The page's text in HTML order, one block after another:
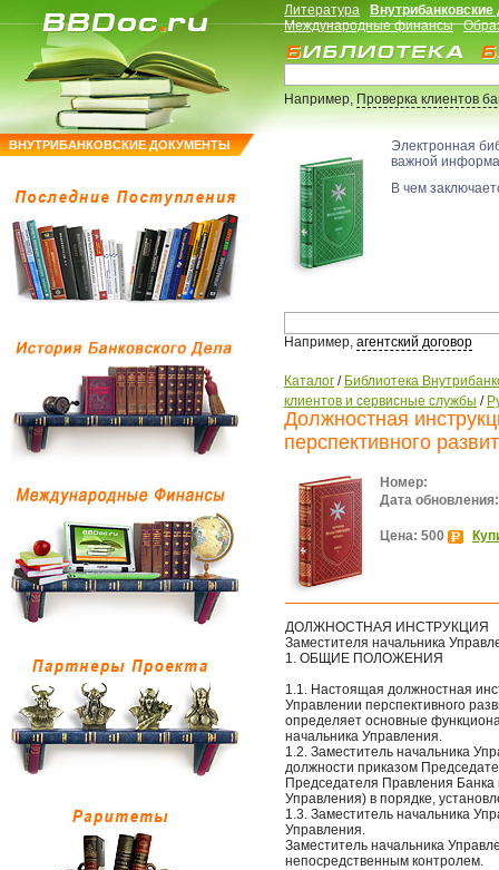
ВНУТРИБАНКОВСКИЕ ДОКУМЕНТЫ
Литература
Международные финансы
Например,Проверка клиентов
Электронная
важной
В чем
Например, агентский договор
Каталог / Библиотека
клиентов и сервисные службы /
Должностная
перспективного
Номер:
Дата обновления:
Цена: 500
ДОЛЖНОСТНАЯ ИНСТРУКЦИЯ
Заместителя начальника
1. ОБЩИЕ ПОЛОЖЕНИЯ
1.1. Настоящая должностная
Управлении перспективного
определяет основные
начальника Управления.
1.2. Заместитель начальника
должности приказом
Председателя Правления Банка
Управления) в порядке,
1.3. Заместитель начальника
Управления.
Заместитель начальника
непосредственным контролем.